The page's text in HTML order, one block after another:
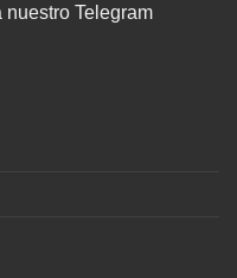
nuestro Telegram